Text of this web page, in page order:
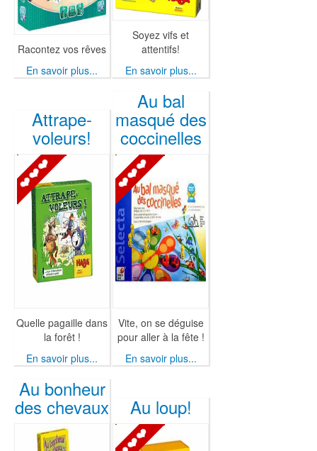
Racontez vos rêves
En savoir plus...
Soyez vifs et
attentifs!
En savoir plus...
Attrape-
voleurs!
Quelle pagaille dans
la forêt !
En savoir plus...
Au bal
masqué des
coccinelles
Vite, on se déguise
pour aller à la fête !
En savoir plus...
Au bonheur
des chevaux Au loup!